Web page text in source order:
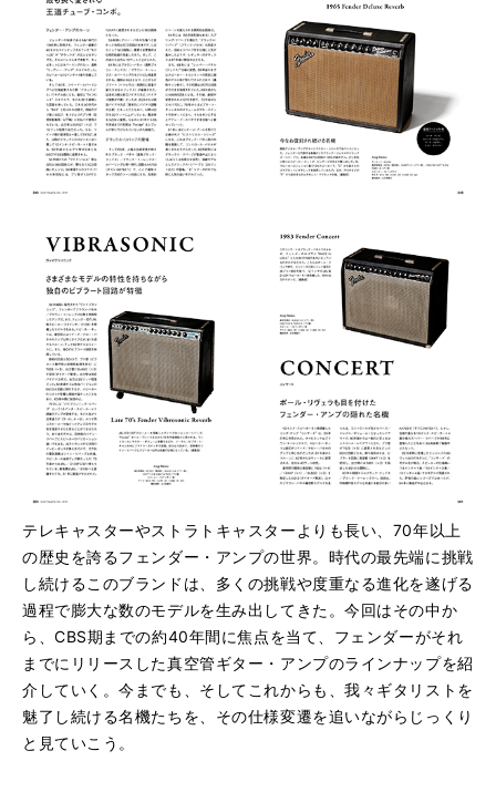
テレキャスターやストラトキャスターよりも長い、70年以上
の歴史を誇るフェンダー・アンプの世界。時代の最先端に挑戦
し続けるこのブランドは、多くの挑戦や度重なる進化を遂げる
過程で膨大な数のモデルを生み出してきた。今回はその中か
ら、CBS期までの約40年間に焦点を当て、フェンダーがそれ
までにリリースした真空管ギター・アンプのラインナップを紹
介していく。今までも、そしてこれからも、我々ギタリストを
魅了し続ける名機たちを、その仕様変遷を追いながらじっくり
と見ていこう。